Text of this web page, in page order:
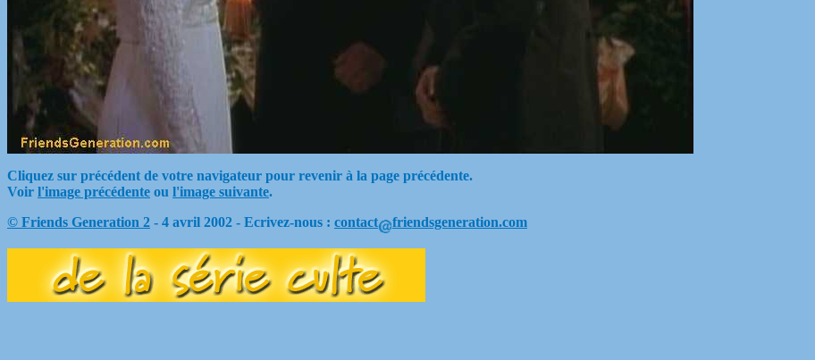
Cliquez sur précédent de votre navigateur pour revenir à la page précédente.
Voir l'image précédente ou l'image suivante.
© Friends Generation 2 - 4 avril 2002 - Ecrivez-nous : contact friendsgeneration.com